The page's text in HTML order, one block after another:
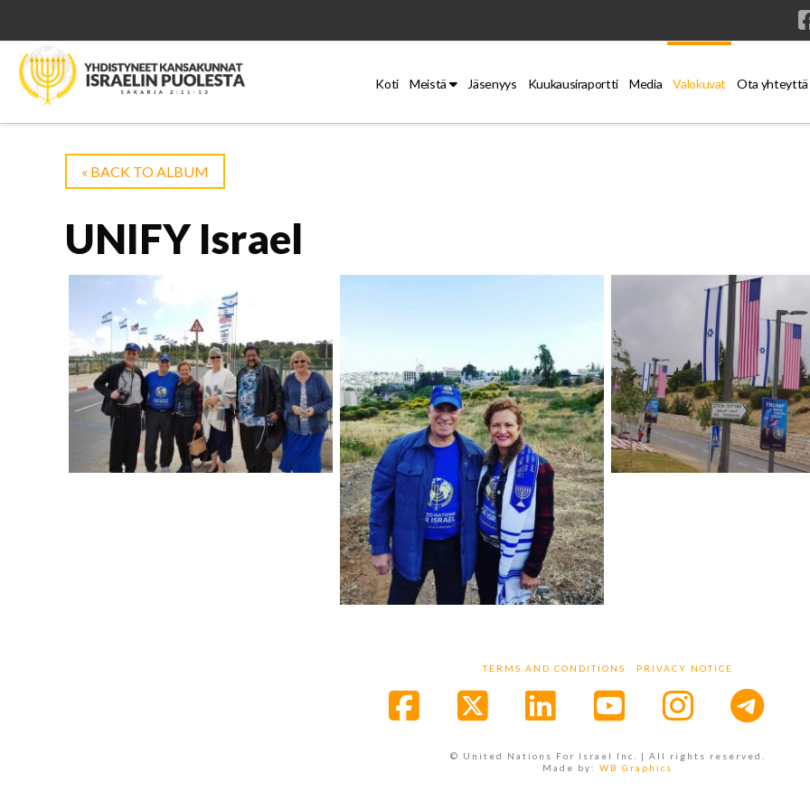
Koti Meistä Jäsenyys Kuukausiraportti Media Valokuvat Ota yhteyttä
« BACK TO ALBUM
UNIFY Israel
TERMS AND CONDITIONS PRIVACY NOTICE
© United Nations For Israel Inc. | All rights reserved.
Made by: WB Graphics